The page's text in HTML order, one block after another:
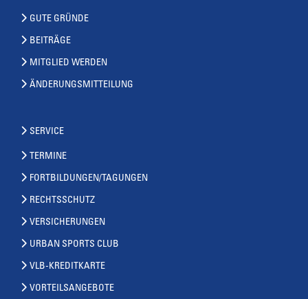
GUTE GRÜNDE
BEITRÄGE
MITGLIED WERDEN
ÄNDERUNGSMITTEILUNG
SERVICE
TERMINE
FORTBILDUNGEN/TAGUNGEN
RECHTSSCHUTZ
VERSICHERUNGEN
URBAN SPORTS CLUB
VLB-KREDITKARTE
VORTEILSANGEBOTE